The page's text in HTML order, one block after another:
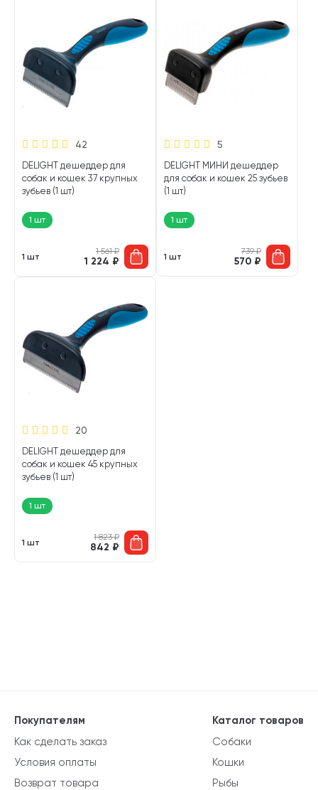
42
DELIGHT дешеддер для
собак и кошек 37 крупных
зубьев (1 шт)
1 шт
1 шт
1 561₽
1 224 ₽
5
DELIGHT МИНИ дешеддер
для собак и кошек 25 зубьев
(1 шт)
1 шт
1 шт
739₽
570 ₽
20
DELIGHT дешеддер для
собак и кошек 45 крупных
зубьев (1 шт)
1 шт
1 шт
1 823₽
842 ₽
Каталог товаров
Собаки
Кошки
Рыбы
Покупателям
Как сделать заказ
Условия оплаты
Возврат товара